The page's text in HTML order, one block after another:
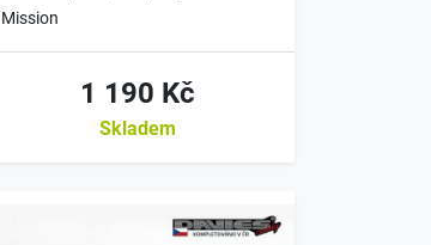
Mission
1 190 Kč
Skladem